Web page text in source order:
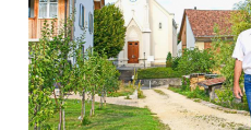
App